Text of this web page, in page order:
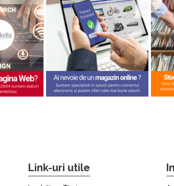
Link-uri utile